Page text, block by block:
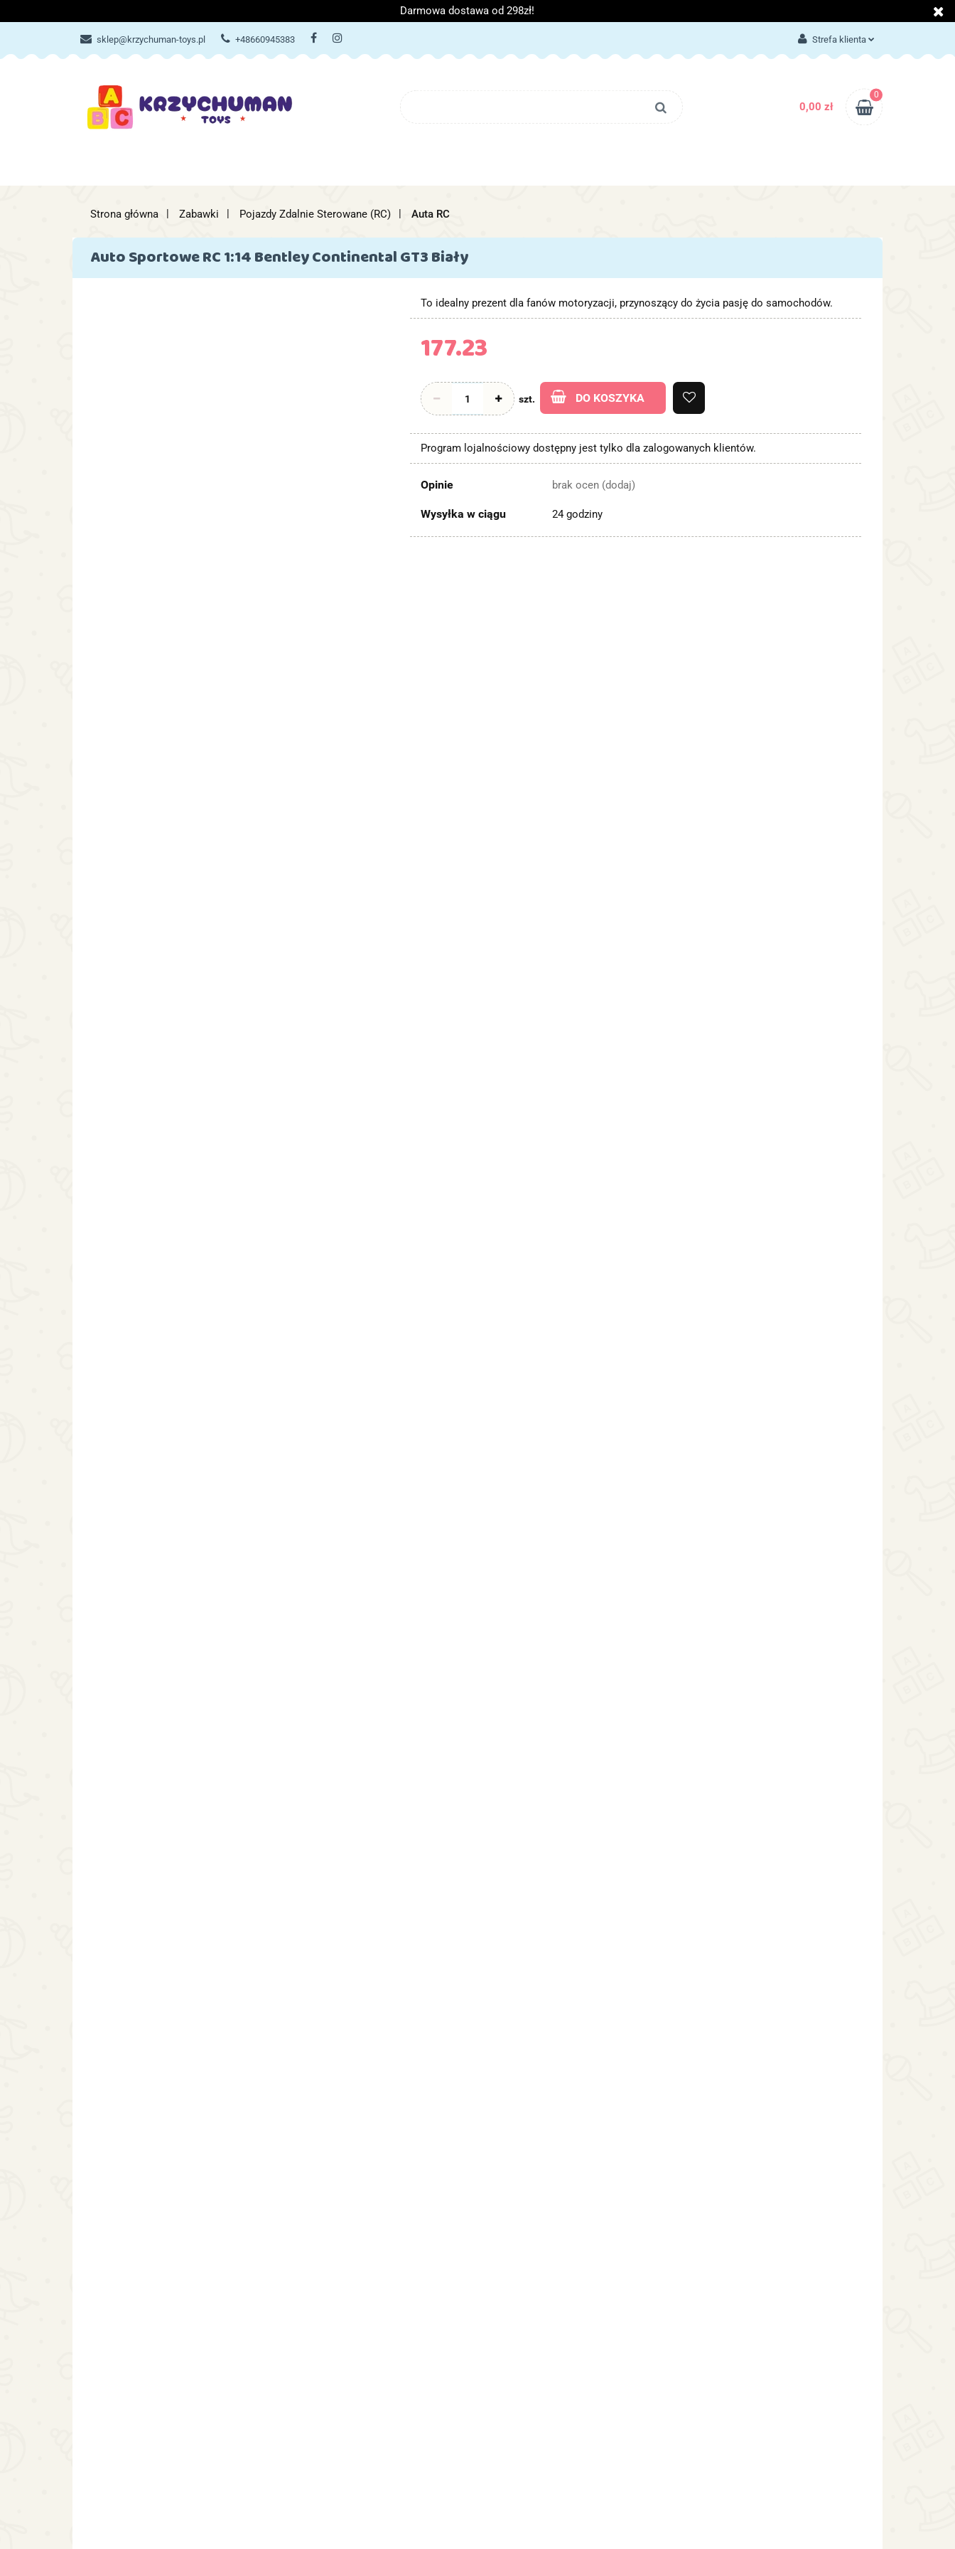
Darmowa dostawa od 298zł!
sklep@krzychuman-toys.pl +48660945383 Strefa klienta
Załóż konto
Dodaj zgłoszenie
0,00 zł
0
ZABAWKI AKCESORIA DZIECIĘCE ARTYKUŁY SZKOLNE O NAS BLOG KONTAKT
ZABAWKI AKCESORIA DZIECIĘCE ARTYKUŁY SZKOLNE O NAS KONTAKT
Strona główna Zabawki Pojazdy Zdalnie Sterowane (RC) Auta RC
Auto Sportowe RC 1:14 Bentley Continental GT3 Biały
To idealny prezent dla fanów motoryzacji, przynoszący do życia pasję do samochodów.
177.23
szt. DO KOSZYKA
Program lojalnościowy dostępny jest tylko dla zalogowanych klientów.
Opinie brak ocen (dodaj)
Wysyłka w ciągu 24 godziny